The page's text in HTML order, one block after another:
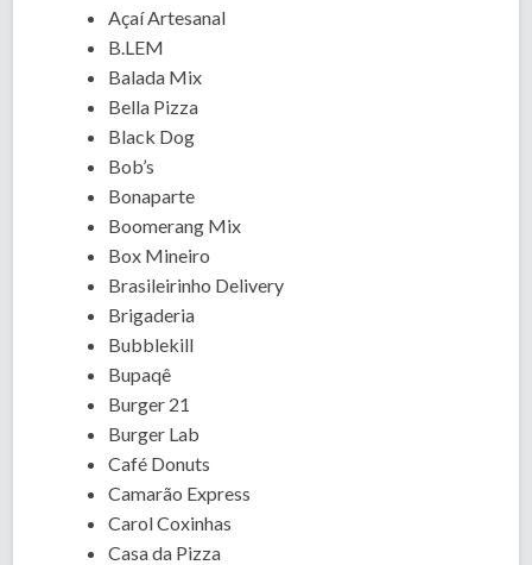
Açaí Artesanal
B.LEM
Balada Mix
Bella Pizza
Black Dog
Bob’s
Bonaparte
Boomerang Mix
Box Mineiro
Brasileirinho Delivery
Brigaderia
Bubblekill
Bupaqê
Burger 21
Burger Lab
Café Donuts
Camarão Express
Carol Coxinhas
Casa da Pizza